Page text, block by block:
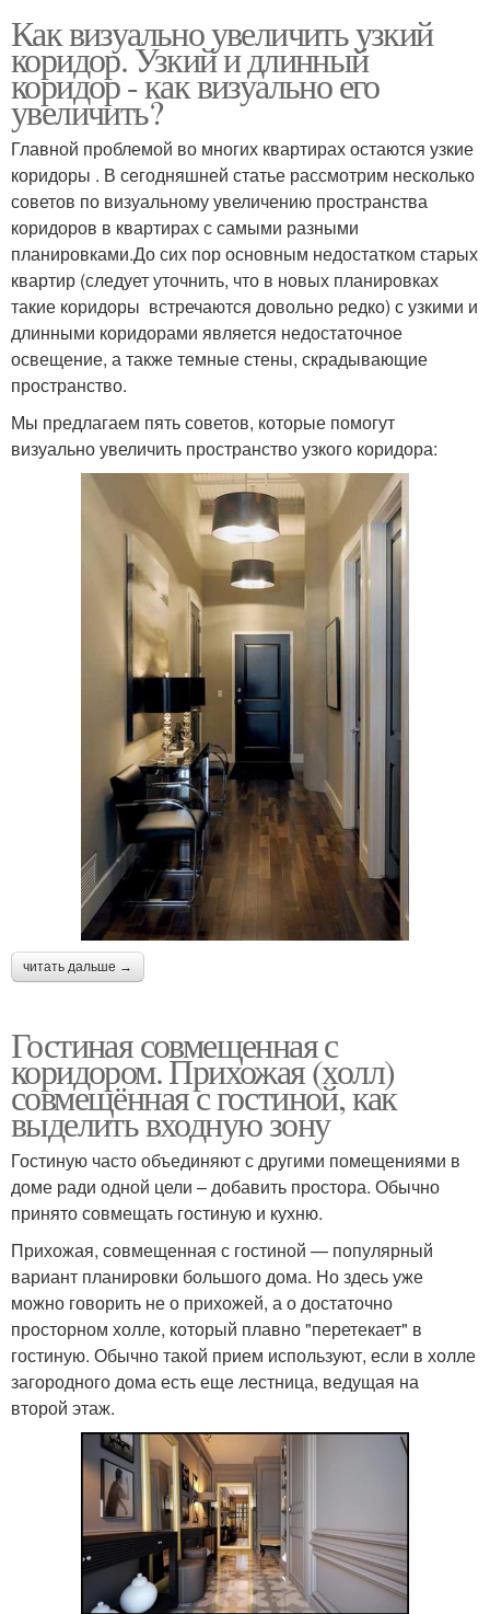
Как визуально увеличить узкий
коридор. Узкий и длинный
коридор - как визуально его
увеличить?
Главной проблемой во многих квартирах остаются узкие
коридоры . В сегодняшней статье рассмотрим несколько
советов по визуальному увеличению пространства
коридоров в квартирах с самыми разными
планировками.До сих пор основным недостатком старых
квартир (следует уточнить, что в новых планировках
такие коридоры встречаются довольно редко) с узкими и
длинными коридорами является недостаточное
освещение, а также темные стены, скрадывающие
пространство.
Мы предлагаем пять советов, которые помогут
визуально увеличить пространство узкого коридора:
читать дальше →
Гостиная совмещенная с
коридором. Прихожая (холл)
совмещённая с гостиной, как
выделить входную зону
Гостиную часто объединяют с другими помещениями в
доме ради одной цели – добавить простора. Обычно
принято совмещать гостиную и кухню.
Прихожая, совмещенная с гостиной — популярный
вариант планировки большого дома. Но здесь уже
можно говорить не о прихожей, а о достаточно
просторном холле, который плавно "перетекает" в
гостиную. Обычно такой прием используют, если в холле
загородного дома есть еще лестница, ведущая на
второй этаж.